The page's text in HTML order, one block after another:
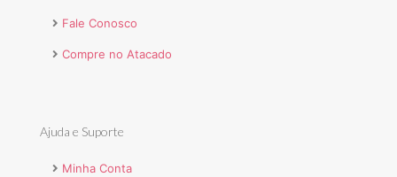
Fale Conosco
Compre no Atacado
Ajuda e Suporte
Minha Conta